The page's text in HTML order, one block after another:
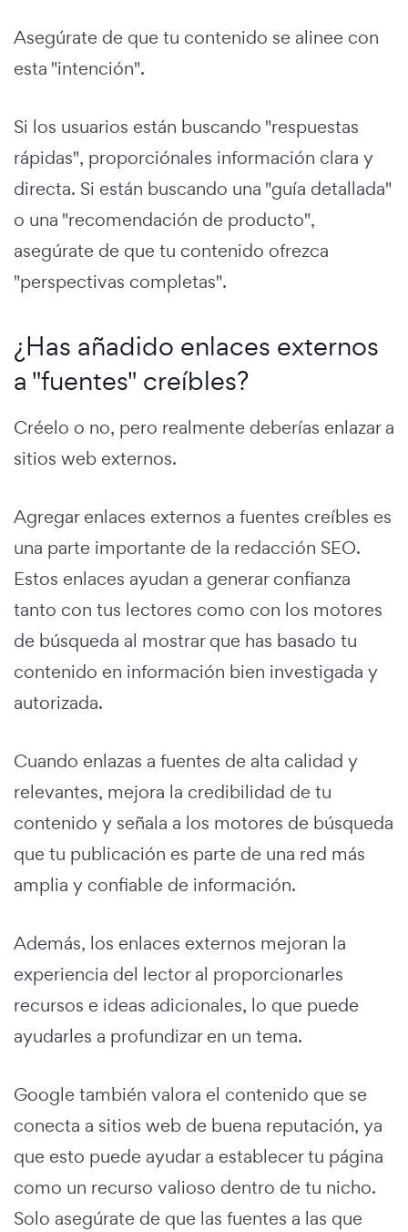
Asegúrate de que tu contenido se alinee con
esta "intención".
Si los usuarios están buscando "respuestas
rápidas", proporciónales información clara y
directa. Si están buscando una "guía detallada"
o una "recomendación de producto",
asegúrate de que tu contenido ofrezca
"perspectivas completas".
¿Has añadido enlaces externos
a "fuentes" creíbles?
Créelo o no, pero realmente deberías enlazar a
sitios web externos.
Agregar enlaces externos a fuentes creíbles es
una parte importante de la redacción SEO.
Estos enlaces ayudan a generar confianza
tanto con tus lectores como con los motores
de búsqueda al mostrar que has basado tu
contenido en información bien investigada y
autorizada.
Cuando enlazas a fuentes de alta calidad y
relevantes, mejora la credibilidad de tu
contenido y señala a los motores de búsqueda
que tu publicación es parte de una red más
amplia y confiable de información.
Además, los enlaces externos mejoran la
experiencia del lector al proporcionarles
recursos e ideas adicionales, lo que puede
ayudarles a profundizar en un tema.
Google también valora el contenido que se
conecta a sitios web de buena reputación, ya
que esto puede ayudar a establecer tu página
como un recurso valioso dentro de tu nicho.
Solo asegúrate de que las fuentes a las que